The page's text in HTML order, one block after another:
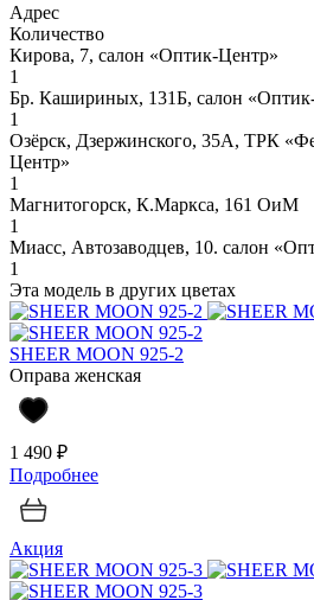
Адрес
Количество
Кирова, 7, салон «Оптик-Центр»
1
Бр. Кашириных, 131Б, салон
1
Озёрск, Дзержинского, 35А, ТРК
Центр»
1
Магнитогорск, К.Маркса, 161 ОиМ
1
Миасс, Автозаводцев, 10. салон
1
Эта модель в других цветах
SHEER MOON 925-2
Оправа женская
1 490 ₽
Подробнее
Акция